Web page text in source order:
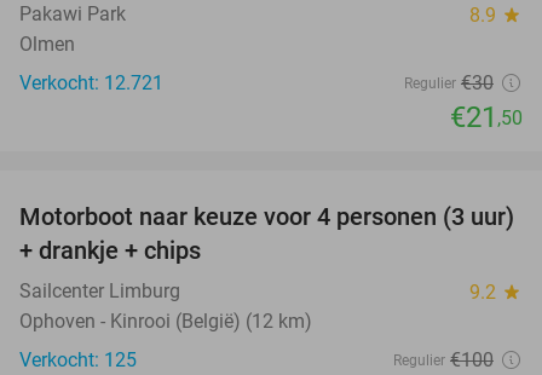
Pakawi Park 8.9 star
Olmen
Verkocht: 12.721
Regulier €30
€21 ,50
31%
Motorboot naar keuze voor 4 personen (3 uur)
+ drankje + chips
Sailcenter Limburg 9.2 star
Ophoven - Kinrooi (België) (12 km)
Verkocht: 125
Regulier €100